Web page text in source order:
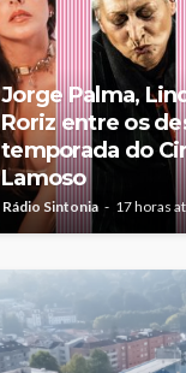
Jorge Palma,
Roriz entre os
temporada do
Lamoso
Rádio Sintonia 17 horas